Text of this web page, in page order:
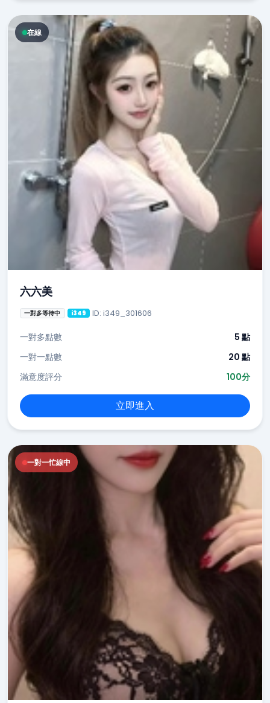
在線
六六美
一對多等待中 i349 ID: i349_301606
一對多點數
5 點
一對一點數
20 點
滿意度評分
100分
立即進入
一對一忙線中